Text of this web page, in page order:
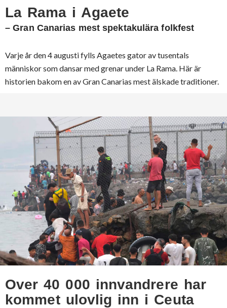
La Rama i Agaete
– Gran Canarias mest spektakulära folkfest
Varje år den 4 augusti fylls Agaetes gator av tusentals
människor som dansar med grenar under La Rama. Här är
historien bakom en av Gran Canarias mest älskade traditioner.
Over 40 000 innvandrere har
kommet ulovlig inn i Ceuta